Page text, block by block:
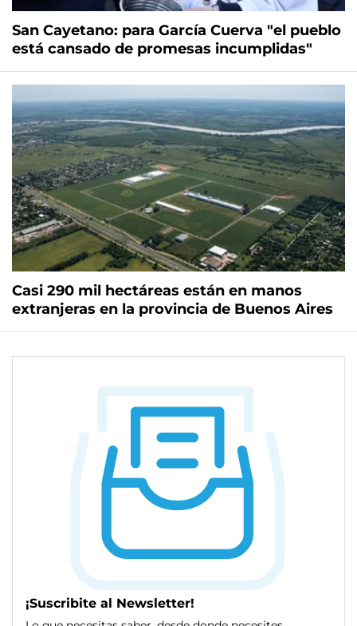
San Cayetano: para García Cuerva "el pueblo
está cansado de promesas incumplidas"
Casi 290 mil hectáreas están en manos
extranjeras en la provincia de Buenos Aires
¡Suscribite al Newsletter!